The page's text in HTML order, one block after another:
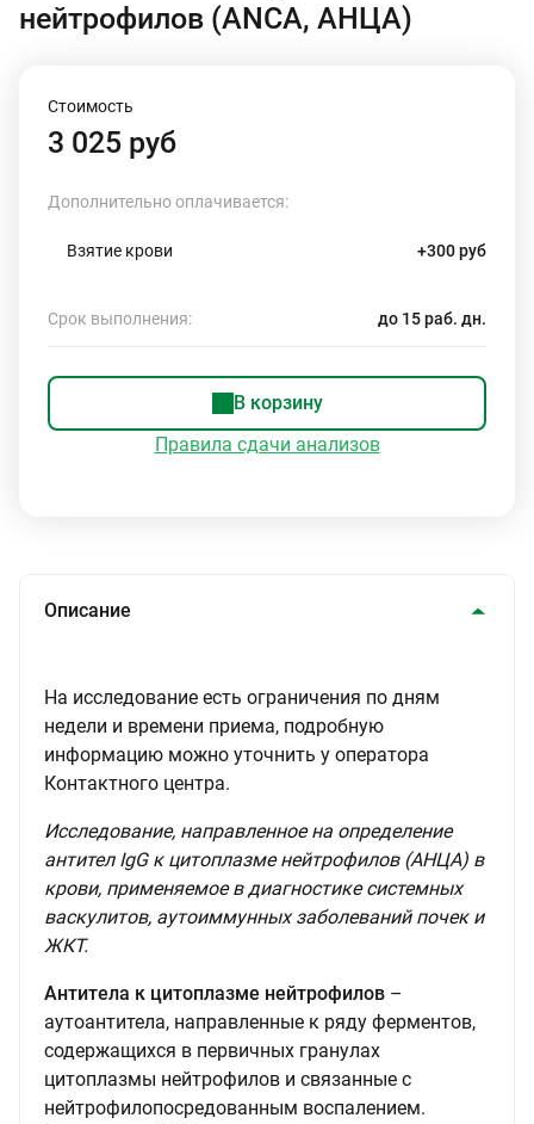
нейтрофилов (ANCA, АНЦА)
Стоимость
3 025 руб
Дополнительно оплачивается:
Взятие крови +300 руб
Срок выполнения: до 15 раб. дн.
В корзину
Правила сдачи анализов
Описание
На исследование есть ограничения по дням
недели и времени приема, подробную
информацию можно уточнить у оператора
Контактного центра.
Исследование, направленное на определение
антител IgG к цитоплазме нейтрофилов (АНЦА) в
крови, применяемое в диагностике системных
васкулитов, аутоиммунных заболеваний почек и
ЖКТ.
Антитела к цитоплазме нейтрофилов –
аутоантитела, направленные к ряду ферментов,
содержащихся в первичных гранулах
цитоплазмы нейтрофилов и связанные с
нейтрофилопосредованным воспалением.